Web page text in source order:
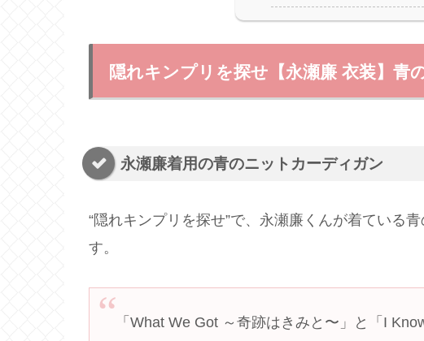
隠れキンプリを探せ【永瀬廉 衣装】青
永瀬廉着用の青のニットカーディガン
“隠れキンプリを探せ”で、永瀬廉くんが着ている
す。
「What We Got ～奇跡はきみと〜」と「I